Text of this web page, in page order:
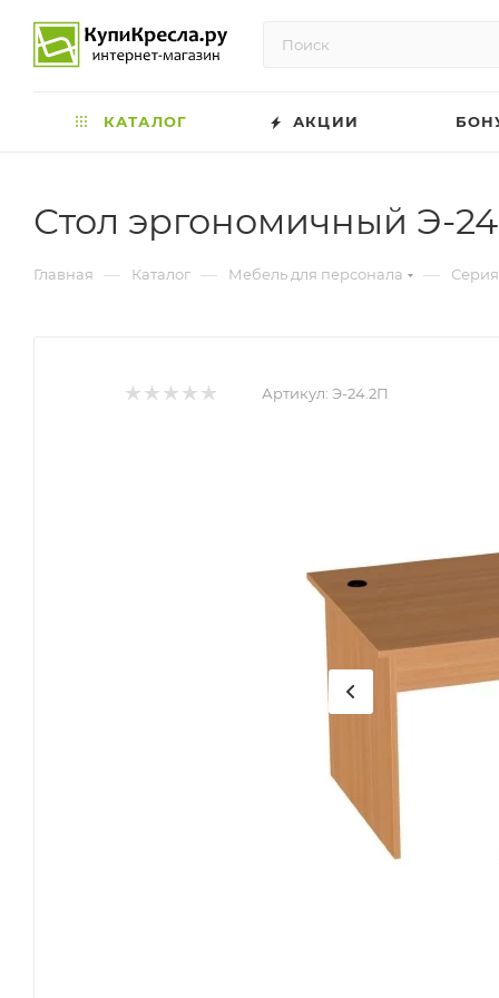
КАТАЛОГ АКЦИИ
Стол эргономичный Э-
Главная — Каталог — Мебель для персонала —
Артикул: Э-24.2П